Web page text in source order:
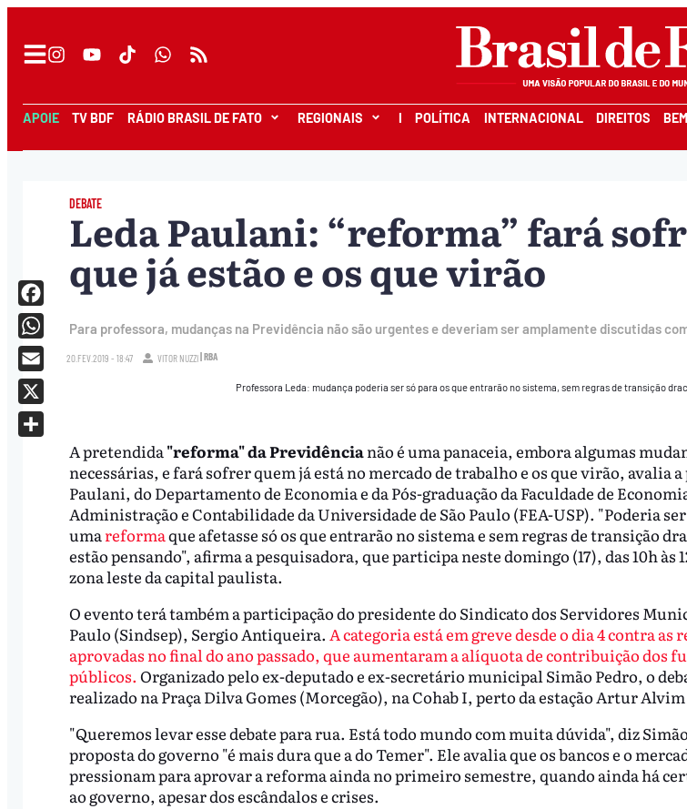
APOIE TV BDF RÁDIO BRASIL DE FATO REGIONAIS I POLÍTICA INTERNACIONAL DIREITOS
DEBATE
Leda Paulani: “reforma” fará
que já estão e os que virão
Para professora, mudanças na Previdência não são urgentes e deveriam ser amplamente discutidas
20.FEV.2019 - 18:47 VITOR NUZZI| RBA
Professora Leda: mudança poderia ser só para os que entrarão no sistema, sem regras de transição
A pretendida"reforma" da Previdêncianão é uma panaceia, embora algumas
necessárias, e fará sofrer quem já está no mercado de trabalho e os que virão, avalia
Paulani, do Departamento de Economia e da Pós-graduação da Faculdade de
Administração e Contabilidade da Universidade de São Paulo (FEA-USP). "Poderia ser
umareformaque afetasse só os que entrarão no sistema e sem regras de transição
estão pensando", afirma a pesquisadora, que participa neste domingo (17), das 10h às
zona leste da capital paulista.
O evento terá também a participação do presidente do Sindicato dos Servidores
Paulo (Sindsep), Sergio Antiqueira. A categoria está em greve desde o dia 4 contra as
aprovadas no final do ano passado, que aumentaram a alíquota de contribuição dos
públicos. Organizado pelo ex-deputado e ex-secretário municipal Simão Pedro, o
realizado na Praça Dilva Gomes (Morcegão), na Cohab I, perto da estação Artur
"Queremos levar esse debate para rua. Está todo mundo com muita dúvida", diz
proposta do governo "é mais dura que a do Temer". Ele avalia que os bancos e o
pressionam para aprovar a reforma ainda no primeiro semestre, quando ainda há
ao governo, apesar dos escândalos e crises.
Facebook
WhatsApp
Email
X